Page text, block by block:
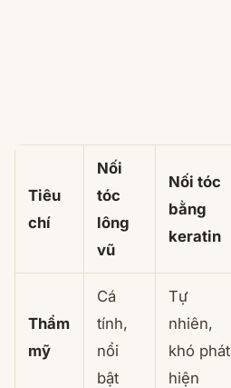
Tiêu
chí
Nối
tóc
lông
vũ
Nối tóc
bằng
keratin
Thẩm
mỹ
Cá
tính,
nổi
bật
Tự
nhiên,
khó phát
hiện